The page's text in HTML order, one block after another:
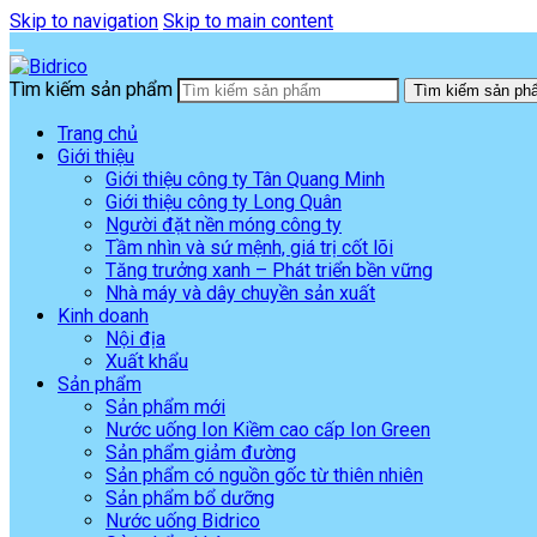
Skip to navigation Skip to main content
Tìm kiếm sản phẩm Tìm kiếm sản
Trang chủ
Giới thiệu
Giới thiệu công ty Tân Quang Minh
Giới thiệu công ty Long Quân
Người đặt nền móng công ty
Tầm nhìn và sứ mệnh, giá trị cốt lõi
Tăng trưởng xanh – Phát triển bền vững
Nhà máy và dây chuyền sản xuất
Kinh doanh
Nội địa
Xuất khẩu
Sản phẩm
Sản phẩm mới
Nước uống Ion Kiềm cao cấp Ion Green
Sản phẩm giảm đường
Sản phẩm có nguồn gốc từ thiên nhiên
Sản phẩm bổ dưỡng
Nước uống Bidrico